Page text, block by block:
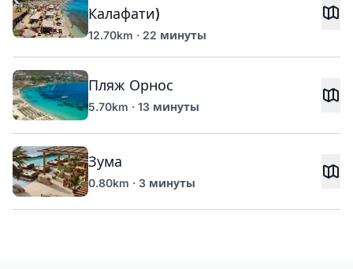
Калафати)
12.70km · 22 минуты
Пляж Орнос
5.70km · 13 минуты
Зума
0.80km · 3 минуты